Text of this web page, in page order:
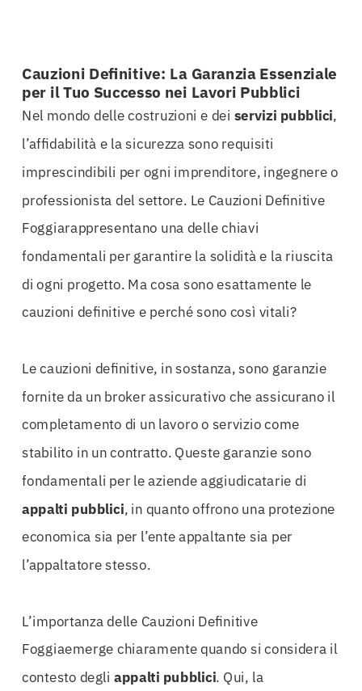
Cauzioni Definitive: La Garanzia Essenziale
per il Tuo Successo nei Lavori Pubblici
Nel mondo delle costruzioni e dei servizi pubblici,
l’affidabilità e la sicurezza sono requisiti
imprescindibili per ogni imprenditore, ingegnere o
professionista del settore. Le Cauzioni Definitive
Foggiarappresentano una delle chiavi
fondamentali per garantire la solidità e la riuscita
di ogni progetto. Ma cosa sono esattamente le
cauzioni definitive e perché sono così vitali?
Le cauzioni definitive, in sostanza, sono garanzie
fornite da un broker assicurativo che assicurano il
completamento di un lavoro o servizio come
stabilito in un contratto. Queste garanzie sono
fondamentali per le aziende aggiudicatarie di
appalti pubblici, in quanto offrono una protezione
economica sia per l’ente appaltante sia per
l’appaltatore stesso.
L’importanza delle Cauzioni Definitive
Foggiaemerge chiaramente quando si considera il
contesto degliappalti pubblici. Qui, la